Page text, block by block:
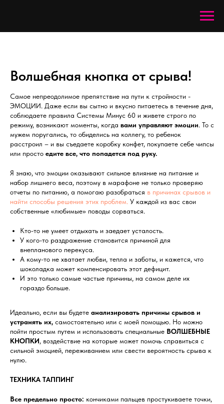
Волшебная кнопка от срыва!
Самое непреодолимое препятствие на пути к стройности -
ЭМОЦИИ. Даже если вы сытно и вкусно питаетесь в течение дня,
соблюдаете правила Системы Минус 60 и живете строго по
режиму, возникают моменты, когда вами управляют эмоции. То с
мужем поругались, то обиделись на коллегу, то ребенок
расстроил – и вы съедаете коробку конфет, покупаете себе чипсы
или просто едите все, что попадется под руку.
Я знаю, что эмоции оказывают сильное влияние на питание и
набор лишнего веса, поэтому в марафоне не только проверяю
отчеты по питанию, а помогаю разобраться в причинах срывов и
найти способы решения этих проблем. У каждой из вас свои
собственные «любимые» поводы сорваться.
Кто-то не умеет отдыхать и заедает усталость.
У кого-то раздражение становится причиной для
внепланового перекуса.
А кому-то не хватает любви, тепла и заботы, и кажется, что
шоколадка может компенсировать этот дефицит.
И это только самые частые причины, на самом деле их
гораздо больше.
Идеально, если вы будете анализировать причины срывов и
устранять их, самостоятельно или с моей помощью. Но можно
пойти простым путем и использовать специальные ВОЛШЕБНЫЕ
КНОПКИ, воздействие на которые может помочь справиться с
сильной эмоцией, переживанием или свести вероятность срыва к
нулю.
ТЕХНИКА ТАППИНГ
Все предельно просто: кончиками пальцев простукиваете точки,